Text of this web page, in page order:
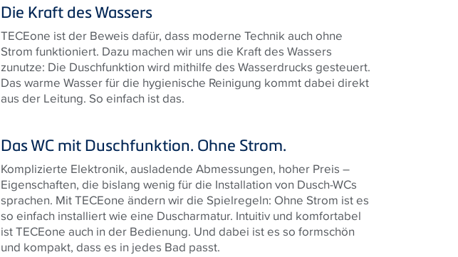
Die Kraft des Wassers
TECEone ist der Beweis dafür, dass moderne Technik auch ohne
Strom funktioniert. Dazu machen wir uns die Kraft des Wassers
zunutze: Die Duschfunktion wird mithilfe des Wasserdrucks gesteuert.
Das warme Wasser für die hygienische Reinigung kommt dabei direkt
aus der Leitung. So einfach ist das.
Das WC mit Duschfunktion. Ohne Strom.
Komplizierte Elektronik, ausladende Abmessungen, hoher Preis –
Eigenschaften, die bislang wenig für die Installation von Dusch-WCs
sprachen. Mit TECEone ändern wir die Spielregeln: Ohne Strom ist es
so einfach installiert wie eine Duscharmatur. Intuitiv und komfortabel
ist TECEone auch in der Bedienung. Und dabei ist es so formschön
und kompakt, dass es in jedes Bad passt.